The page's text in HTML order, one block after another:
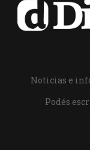
Noticias e
Podés